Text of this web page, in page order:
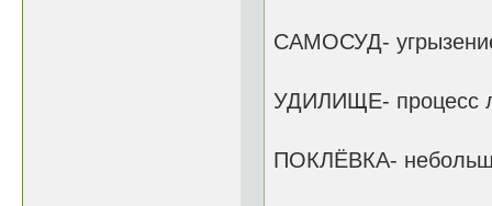
САМОСУД-
УДИЛИЩЕ- процесс
ПОКЛЁВКА-